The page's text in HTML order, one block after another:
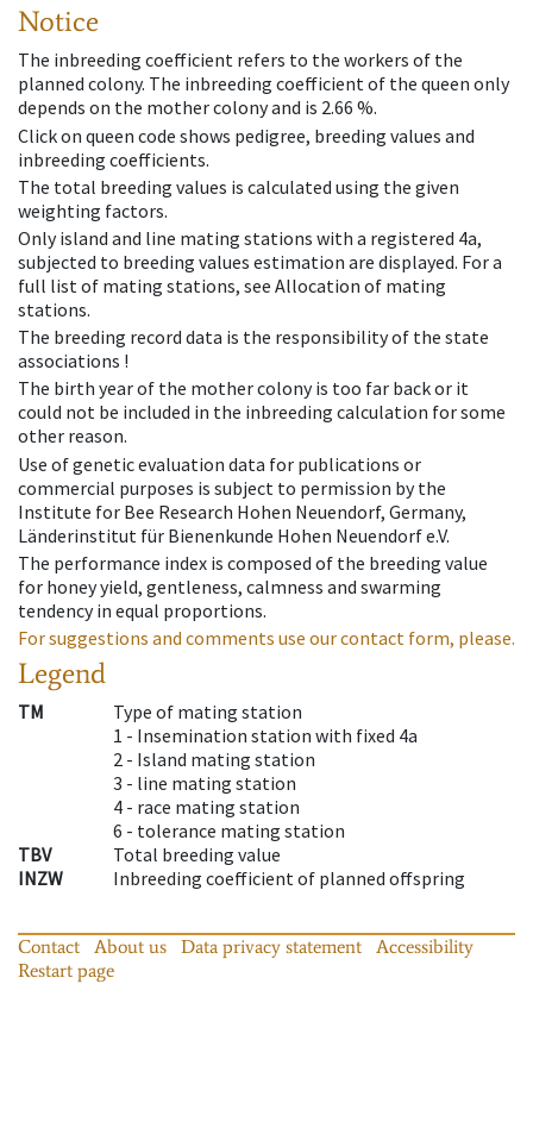
Notice
The inbreeding coefficient refers to the workers of the
planned colony. The inbreeding coefficient of the queen only
depends on the mother colony and is 2.66 %.
Click on queen code shows pedigree, breeding values and
inbreeding coefficients.
The total breeding values is calculated using the given
weighting factors.
Only island and line mating stations with a registered 4a,
subjected to breeding values estimation are displayed. For a
full list of mating stations, see Allocation of mating
stations.
The breeding record data is the responsibility of the state
associations !
The birth year of the mother colony is too far back or it
could not be included in the inbreeding calculation for some
other reason.
Use of genetic evaluation data for publications or
commercial purposes is subject to permission by the
Institute for Bee Research Hohen Neuendorf, Germany,
Länderinstitut für Bienenkunde Hohen Neuendorf e.V.
The performance index is composed of the breeding value
for honey yield, gentleness, calmness and swarming
tendency in equal proportions.
For suggestions and comments use our contact form, please.
Legend
TM
Type of mating station
1 - Insemination station with fixed 4a
2 - Island mating station
3 - line mating station
4 - race mating station
6 - tolerance mating station
TBV
Total breeding value
INZW
Inbreeding coefficient of planned offspring
Contact About us Data privacy statement
Accessibility
Restart page